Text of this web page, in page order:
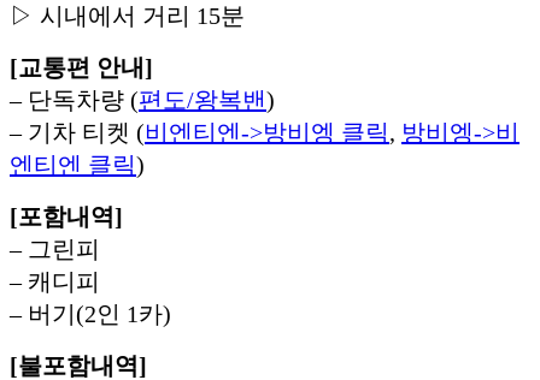
▷ 시내에서 거리 15분
[교통편 안내]
– 단독차량 (편도/왕복밴)
– 기차 티켓 (비엔티엔->방비엥 클릭, 방비엥->비
엔티엔 클릭)
[포함내역]
– 그린피
– 캐디피
– 버기(2인 1카)
[불포함내역]